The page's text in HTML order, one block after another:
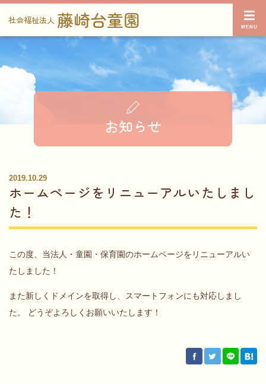
社会福祉法人 藤崎台童園
お知らせ
2019.10.29
ホームページをリニューアルいたしまし
た！
この度、当法人・童園・保育園のホームページをリニューアルい
たしました！
また新しくドメインを取得し、スマートフォンにも対応しまし
た。 どうぞよろしくお願いいたします！